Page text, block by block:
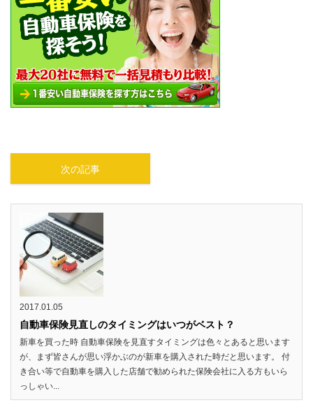
次の記事
2017.01.05
自動車保険見直しのタイミングはいつがベスト？
新車を買った時 自動車保険を見直すタイミングは色々とあると思います
が、まず皆さんが思い浮かぶのが新車を購入された時だと思います。 付
き合い等で自動車を購入した店舗で勧められた保険会社に入る方もいら
っしゃい...